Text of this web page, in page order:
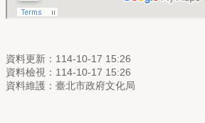
資料更新：114-10-17 15:26
資料檢視：114-10-17 15:26
資料維護：臺北市政府文化局